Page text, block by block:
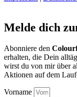
Melde dich
Abonniere den
erhalten, die Dein
wirst du von mir über
Aktionen auf dem
Vorname